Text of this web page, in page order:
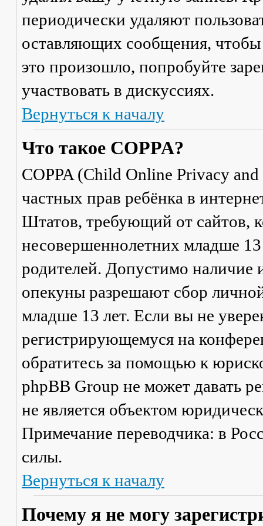
периодически удаляют
оставляющих сообщения,
это произошло, попробуйте
участвовать в дискуссиях.
Вернуться к началу
Что такое COPPA?
COPPA (Child Online Privacy
частных прав ребёнка в
Штатов, требующий от сайтов,
несовершеннолетних младше 13
родителей. Допустимо наличие
опекуны разрешают сбор
младше 13 лет. Если вы не
регистрирующемуся на
обратитесь за помощью к
phpBB Group не может давать
не является объектом
Примечание переводчика: в
силы.
Вернуться к началу
Почему я не могу